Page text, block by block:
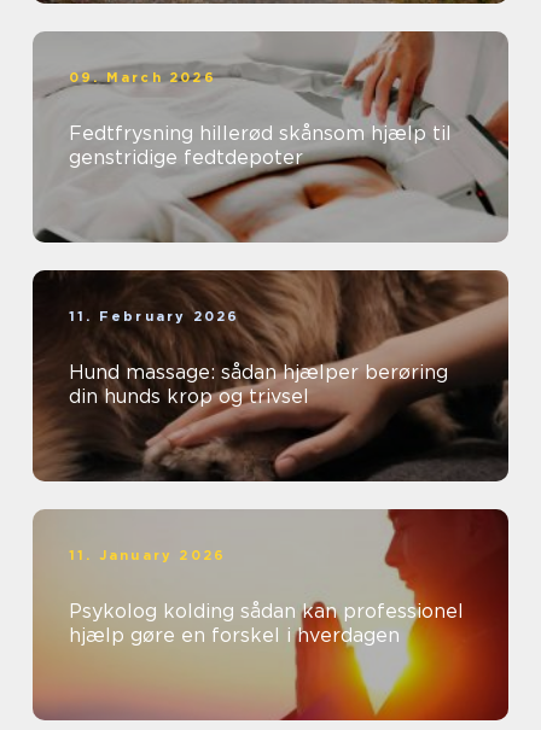
09. March 2026
Fedtfrysning hillerød skånsom hjælp til
genstridige fedtdepoter
11. February 2026
Hund massage: sådan hjælper berøring
din hunds krop og trivsel
11. January 2026
Psykolog kolding sådan kan professionel
hjælp gøre en forskel i hverdagen